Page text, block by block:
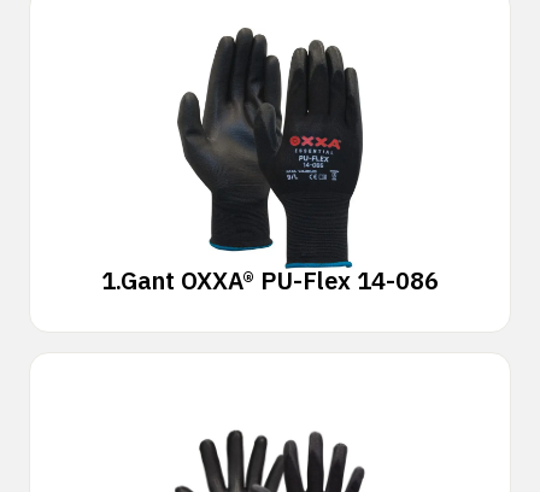
1.Gant OXXA® PU-Flex 14-086